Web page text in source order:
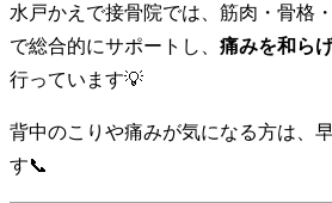
水戸かえで接骨院では、筋肉・骨格
で総合的にサポートし、 痛みを和ら
行っています💡
背中のこりや痛みが気になる方は、
す📞